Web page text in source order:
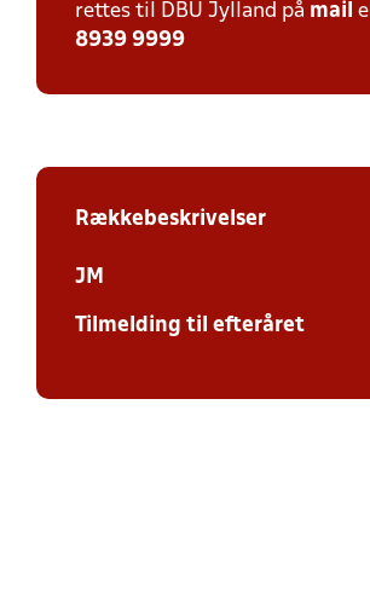
rettes til DBU Jylland på mail
8939 9999
Rækkebeskrivelser
JM
Tilmelding til efteråret